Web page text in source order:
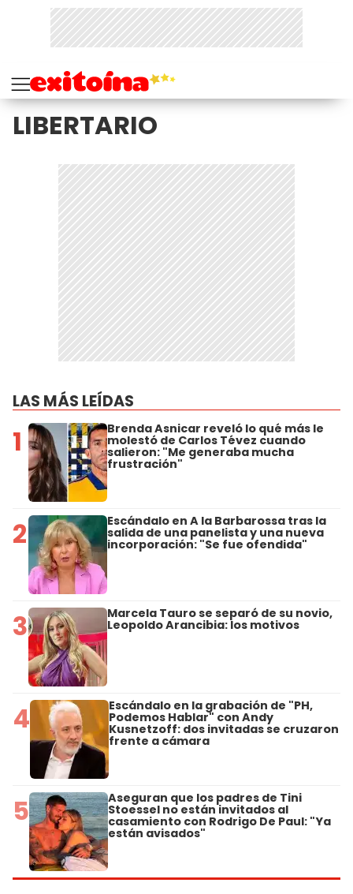
LIBERTARIO
LAS MÁS LEÍDAS
1 Brenda Asnicar reveló lo qué más le
molestó de Carlos Tévez cuando
salieron: "Me generaba mucha
frustración"
2 Escándalo en A la Barbarossa tras la
salida de una panelista y una nueva
incorporación: "Se fue ofendida"
3 Marcela Tauro se separó de su novio,
Leopoldo Arancibia: los motivos
4 Escándalo en la grabación de "PH,
Podemos Hablar" con Andy
Kusnetzoff: dos invitadas se cruzaron
frente a cámara
5 Aseguran que los padres de Tini
Stoessel no están invitados al
casamiento con Rodrigo De Paul: "Ya
están avisados"